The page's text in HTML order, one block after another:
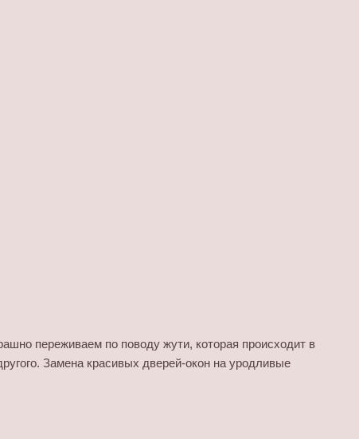
переживаем по поводу жути, которая происходит в
Замена красивых дверей-окон на уродливые